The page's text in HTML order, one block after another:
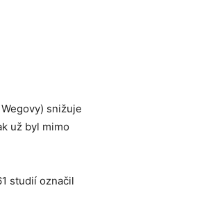
snižuje
už byl mimo
studií označil